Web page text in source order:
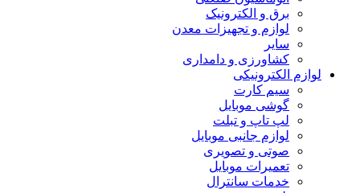
برق و الکترونیک
لوازم و تجهیزات معدن
سایر
کشاورزی و دامداری
لوازم الکترونیکی
سیم کارت
گوشی موبایل
لپ تاپ و تبلت
لوازم جانبی موبایل
صوتی و تصویری
تعمیرات موبایل
خدمات سانترال